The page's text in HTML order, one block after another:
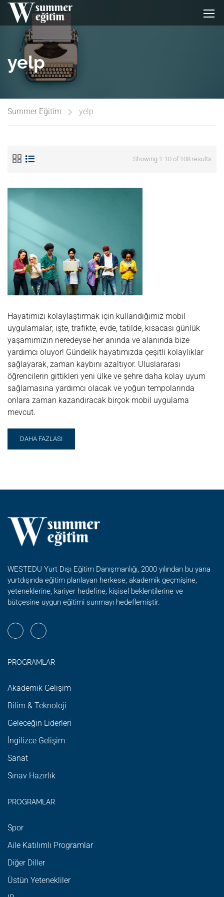
yelp
Summer Eğitim yelp
Showing 1-10 of 108 results
Hayatımızı kolaylaştırmak için kullandığımız mobil
uygulamalar; işte, trafikte, evde, tatilde, kısacası günlük
yaşamımızın neredeyse her anında ve alanında bize
yardımcı oluyor! Gündelik hayatımızda çeşitli kolaylıklar
sağlayarak, zaman kaybını azaltıyor. Uluslararası
öğrencilerin gittikleri yeni ülke ve şehre daha kolay uyum
sağlamasına yardımcı olacak ve yoğun tempolarında
onlara zaman kazandıracak birçok mobil uygulama
mevcut.
READ
MORE
IÇIN
DAHA FAZLASI
WESTEDU Yurt Dışı Eğitim Danışmanlığı, 2000 yılından bu yana
yurtdışında eğitim planlayan herkese; akademik geçmişine,
yeteneklerine, kariyer hedefine, kişisel beklentilerine ve
bütçesine uygun eğitimi sunmayı hedeflemiştir.
PROGRAMLAR
Akademik Gelişim
Bilim & Teknoloji
Geleceğin Liderleri
İngilizce Gelişim
Sanat
Sınav Hazırlık
PROGRAMLAR
Spor
Aile Katılımlı Programlar
Diğer Diller
Üstün Yetenekliler